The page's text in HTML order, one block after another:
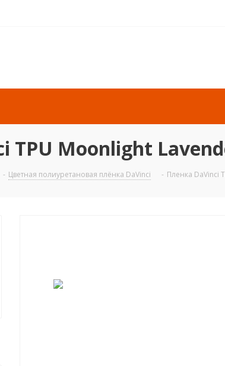
TPU Moonlight
- Цветная полиуретановая плёнка DaVinci - Пленка DaVinci